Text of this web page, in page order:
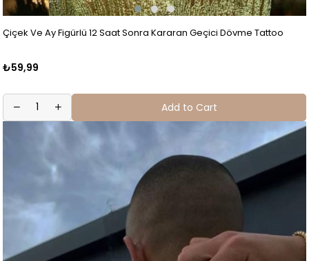
Çiçek Ve Ay Figürlü 12 Saat Sonra Kararan Geçici Dövme Tattoo
₺59,99
Add to Cart